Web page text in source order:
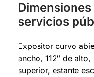
servicios
Expositor curvo
ancho, 112″ de
superior, estante